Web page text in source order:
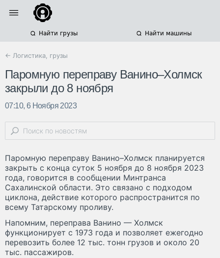
Найти грузы Найти машины
← Логистика, грузы
Паромную переправу Ванино–Холмск
закрыли до 8 ноября
07:10, 6 Ноября 2023
Паромную переправу Ванино–Холмск планируется
закрыть с конца суток 5 ноября до 8 ноября 2023
года, говорится в сообщении Минтранса
Сахалинской области. Это связано с подходом
циклона, действие которого распространится по
всему Татарскому проливу.
Напомним, переправа Ванино — Холмск
функционирует с 1973 года и позволяет ежегодно
перевозить более 12 тыс. тонн грузов и около 20
тыс. пассажиров.